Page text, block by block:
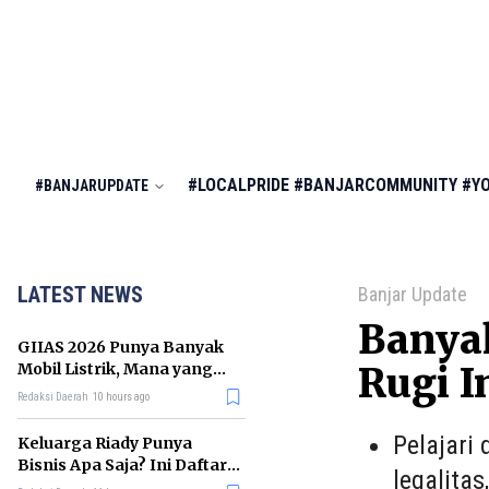
#BANJARUPDATE #LOCALPRIDE #BANJARCOMMUNITY
LATEST NEWS
GIIAS 2026 Punya Banyak
Mobil Listrik, Mana yang
Cocok untuk Gaji Rp10 Juta?
Redaksi Daerah 10 hours ago
Keluarga Riady Punya
Bisnis Apa Saja? Ini Daftar
Banjar Update
Rugi
Pelajari